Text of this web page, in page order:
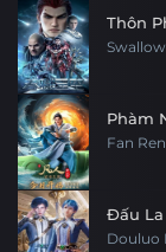
Thôn
Phàm
Fan
Đấu La
Douluo